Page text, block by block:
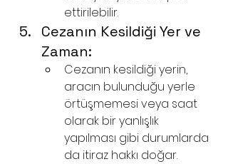
ettirilebilir.
Cezanın Kesildiği Yer ve
Zaman:
Cezanın kesildiği yerin,
aracın bulunduğu yerle
örtüşmemesi veya saat
olarak bir yanlışlık
yapılması gibi durumlarda
da itiraz hakkı doğar.